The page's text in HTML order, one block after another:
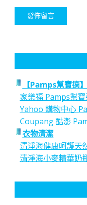
【Pamps幫寶適
家樂福 Pamps幫
Yahoo 購物中心
Coupang 酷澎
衣物清潔
清淨海健康呵護天
清淨海小麥精華奶